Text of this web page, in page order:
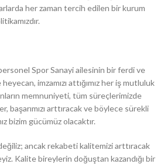
her zaman tercih edilen bir kurum
Spor Sanayi ailesinin bir ferdi ve
imzamızı attığımız her iş mutluluk
memnuniyeti, tüm süreçlerimizde
başarımızı arttıracak ve böylece sürekli
bizim gücümüz olacaktır.
ancak rekabeti kalitemizi arttıracak
Kalite bireylerin doğuştan kazandığı bir